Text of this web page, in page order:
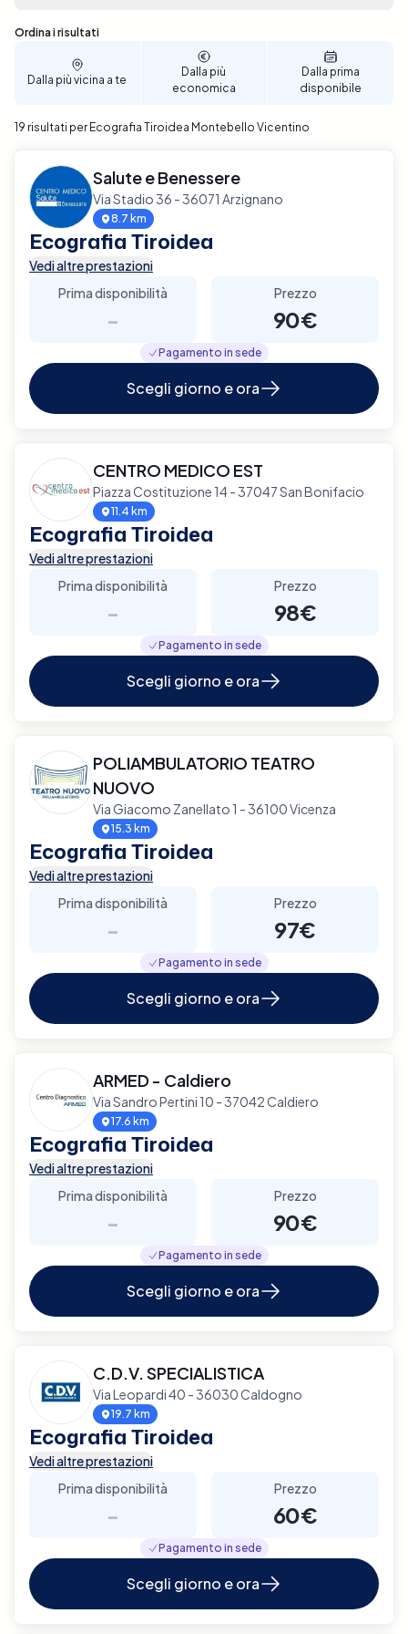
veloce. Prenota ora un'Ecografia Tiroidea a
Montebello Vicentino con Elty e prenditi cura della
tua salute tiroidea con efficienza e sicurezza.
Sono stati trovati 19 risultati
Ordina i risultati
Dalla più vicina a te
Dalla più
economica
Dalla prima
disponibile
19 risultati per Ecografia Tiroidea Montebello Vicentino
Salute e Benessere
Via Stadio 36 - 36071 Arzignano
8.7 km
Ecografia Tiroidea
Vedi altre prestazioni
Prima disponibilità
-
Prezzo
90€
Pagamento in sede
Scegli giorno e ora
CENTRO MEDICO EST
Piazza Costituzione 14 - 37047 San Bonifacio
11.4 km
Ecografia Tiroidea
Vedi altre prestazioni
Prima disponibilità
-
Prezzo
98€
Pagamento in sede
Scegli giorno e ora
POLIAMBULATORIO TEATRO
NUOVO
Via Giacomo Zanellato 1 - 36100 Vicenza
15.3 km
Ecografia Tiroidea
Vedi altre prestazioni
Prima disponibilità
-
Prezzo
97€
Pagamento in sede
Scegli giorno e ora
ARMED - Caldiero
Via Sandro Pertini 10 - 37042 Caldiero
17.6 km
Ecografia Tiroidea
Vedi altre prestazioni
Prima disponibilità
-
Prezzo
90€
Pagamento in sede
Scegli giorno e ora
C.D.V. SPECIALISTICA
Via Leopardi 40 - 36030 Caldogno
19.7 km
Ecografia Tiroidea
Vedi altre prestazioni
Prima disponibilità
-
Prezzo
60€
Pagamento in sede
Scegli giorno e ora